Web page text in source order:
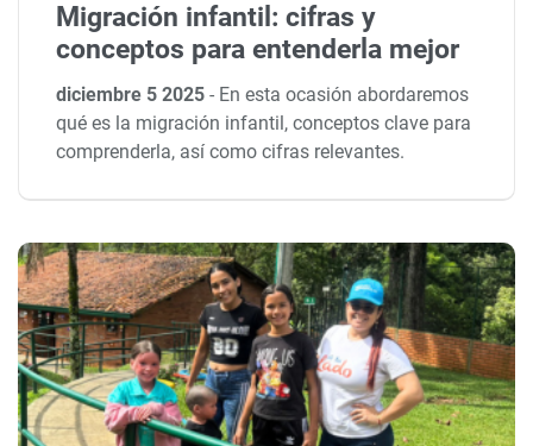
Migración infantil: cifras y
conceptos para entenderla mejor
diciembre 5 2025- En esta ocasión abordaremos
qué es la migración infantil, conceptos clave para
comprenderla, así como cifras relevantes.